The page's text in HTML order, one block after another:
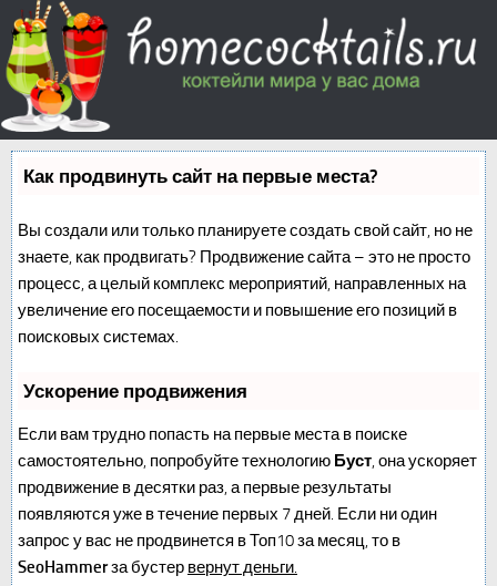
Как продвинуть сайт на первые места?
Вы создали или только планируете создать свой сайт, но не
знаете, как продвигать? Продвижение сайта – это не просто
процесс, а целый комплекс мероприятий, направленных на
увеличение его посещаемости и повышение его позиций в
поисковых системах.
Ускорение продвижения
Если вам трудно попасть на первые места в поиске
самостоятельно, попробуйте технологию Буст, она ускоряет
продвижение в десятки раз, а первые результаты
появляются уже в течение первых 7 дней. Если ни один
запрос у вас не продвинется в Топ10 за месяц, то в
SeoHammerза бустер вернут деньги.